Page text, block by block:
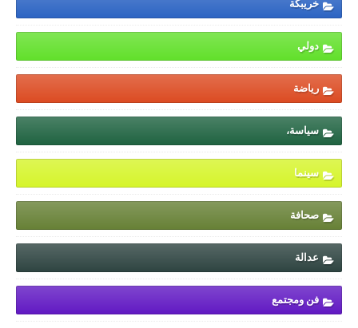
خريبكة
دولي
رياضة
سياسة،
سينما
صحافة
عدالة
فن ومجتمع